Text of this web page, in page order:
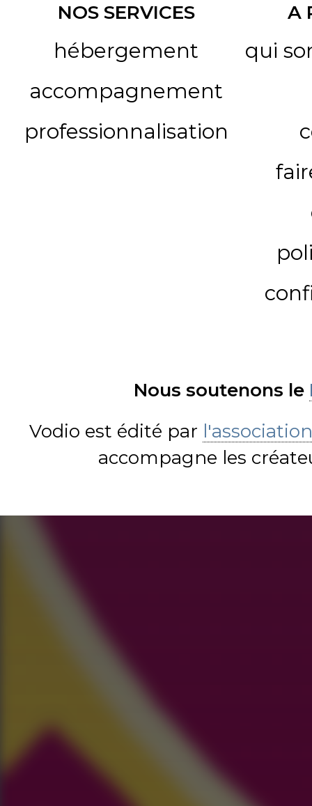
NOS SERVICES
hébergement
accompagnement
professionnalisation
A
qui